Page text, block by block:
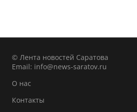
© Лента новостей Саратова
Email: info@news-saratov.ru
О нас
Контакты